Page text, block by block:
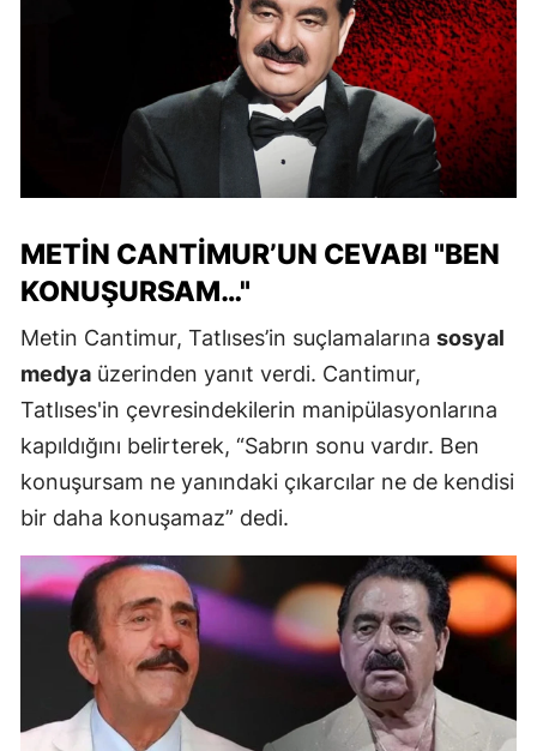
METIN CANTIMUR’UN CEVABI "BEN
KONUŞURSAM…"
Metin Cantimur, Tatlıses’in suçlamalarına sosyal
medya üzerinden yanıt verdi. Cantimur,
Tatlıses'in çevresindekilerin manipülasyonlarına
kapıldığını belirterek, “Sabrın sonu vardır. Ben
konuşursam ne yanındaki çıkarcılar ne de kendisi
bir daha konuşamaz” dedi.